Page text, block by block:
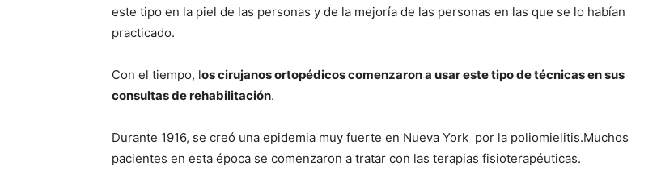
este tipo en la piel de las personas y de la mejoría de las personas en las que se lo habían
practicado.
Con el tiempo, los cirujanos ortopédicos comenzaron a usar este tipo de técnicas en sus
consultas de rehabilitación.
Durante 1916, se creó una epidemia muy fuerte en Nueva York por la poliomielitis.Muchos
pacientes en esta época se comenzaron a tratar con las terapias fisioterapéuticas.